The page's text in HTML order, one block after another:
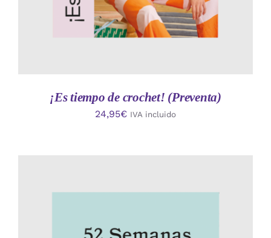
¡Es tiempo de crochet! (Preventa)
24,95€ IVA incluido